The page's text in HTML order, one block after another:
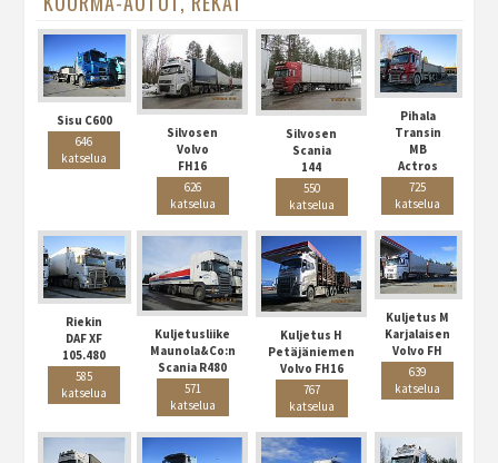
Sisu C600
646
katselua
Silvosen
Volvo
FH16
626
katselua
Silvosen
Scania
144
550
katselua
Pihala
Transin
MB
Actros
725
katselua
Riekin
DAF XF
105.480
585
katselua
Kuljetusliike
Maunola&Co:n
Scania R480
571
katselua
Kuljetus H
Petäjäniemen
Volvo FH16
767
katselua
Kuljetus M
Karjalaisen
Volvo FH
639
katselua